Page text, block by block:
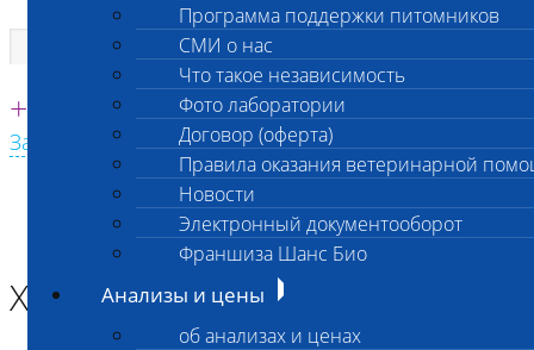
Единая круглосуточная справочная
+7 495 260 0 260
Заказать звонок с сайта
Программа поддержки питомников
СМИ о нас
Что такое независимость
Фото лаборатории
Договор (оферта)
Правила оказания ветеринарной
Новости
Электронный документооборот
Франшиза Шанс Био
Анализы и цены
об анализах и ценах
Главная страница
Анализы и цены
БИОХИМИЯ ВЫПОТЫ, СПЕРМА
Холестерин (выпот)
Холестерин (выпот)